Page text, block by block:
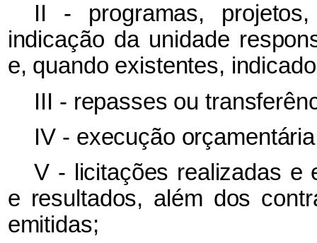
II - programas,
indicação da unidade
e, quando existentes,
III - repasses ou
IV - execução
V - licitações realizadas e
e resultados, além dos
emitidas;